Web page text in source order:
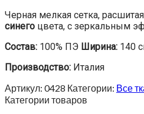
Черная мелкая сетка,
синего цвета, с зеркальным
Состав: 100% ПЭ Ширина: 140
Производство: Италия
Артикул: 0428 Категории: Все
Категории товаров